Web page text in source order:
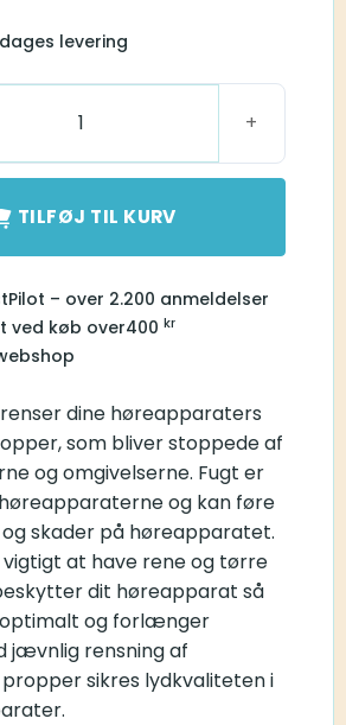
levering
TILFØJ TIL KURV
– over 2.200 anmeldelser
ved køb over400 kr
dine høreapparaters
som bliver stoppede af
og omgivelserne. Fugt er
og kan føre
skader på høreapparatet.
at have rene og tørre
dit høreapparat så
og forlænger
jævnlig rensning af
sikres lydkvaliteten i